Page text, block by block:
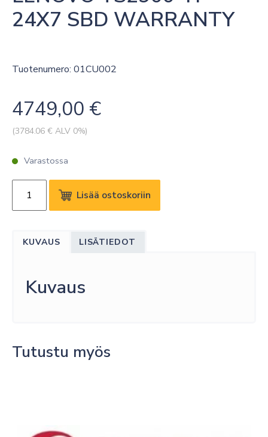
24X7 SBD WARRANTY
Tuotenumero: 01CU002
4749,00 €
(3784.06 € ALV 0%)
Varastossa
TS2900
SBD
määrä
Lisää ostoskoriin
KUVAUS LISÄTIEDOT
Kuvaus
Tutustu myös